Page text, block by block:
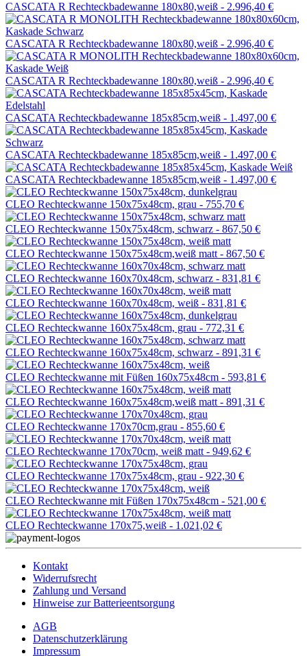
CASCATA R Rechteckbadewanne 180x80,weiß - 2.996,40 €
CASCATA R Rechteckbadewanne 180x80,weiß - 2.996,40 €
CASCATA R Rechteckbadewanne 180x80,weiß - 2.996,40 €
CASCATA Rechteckbadewanne 185x85cm,weiß - 1.497,00 €
CASCATA Rechteckbadewanne 185x85cm,weiß - 1.497,00 €
CASCATA Rechteckbadewanne 185x85cm,weiß - 1.497,00 €
CLEO Rechteckwanne 150x75x48cm, grau - 755,70 €
CLEO Rechteckwanne 150x75x48cm, schwarz - 867,50 €
CLEO Rechteckwanne 150x75x48cm,weiß matt - 867,50 €
CLEO Rechteckwanne 160x70x48cm, schwarz - 831,81 €
CLEO Rechteckwanne 160x70x48cm, weiß - 831,81 €
CLEO Rechteckwanne 160x75x48cm, grau - 772,31 €
CLEO Rechteckwanne 160x75x48cm, schwarz - 891,31 €
CLEO Rechteckwanne mit Füßen 160x75x48cm - 593,81 €
CLEO Rechteckwanne 160x75x48cm,weiß matt - 891,31 €
CLEO Rechteckwanne 170x70cm,grau - 855,60 €
CLEO Rechteckwanne 170x70cm, weiß matt - 949,62 €
CLEO Rechteckwanne 170x75x48cm, grau - 922,30 €
CLEO Rechteckwanne mit Füßen 170x75x48cm - 521,00 €
CLEO Rechteckwanne 170x75,weiß - 1.021,02 €
Kontakt
Widerrufsrecht
Zahlung und Versand
Hinweise zur Batterieentsorgung
AGB
Datenschutzerklärung
Impressum